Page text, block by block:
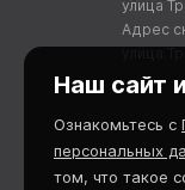
улица
Адрес
Наш сайт
Ознакомьтесь с
персональных
том, что такое